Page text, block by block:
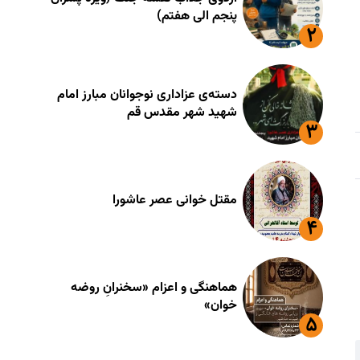
پنجم الی هفتم)
دسته‌ی عزاداری نوجوانان مبارز امام
شهید شهر مقدس قم
مقتل خوانی عصر عاشورا
هماهنگی و اعزام «سخنرانِ روضه
خوان»